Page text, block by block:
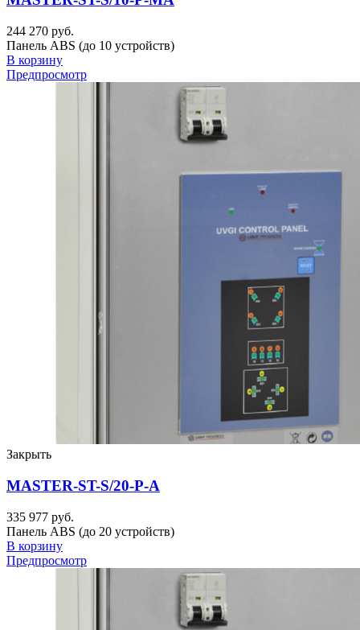
244 270 руб.
Панель ABS (до 10 устройств)
В корзину
Предпросмотр
Закрыть
MASTER-ST-S/20-P-A
335 977 руб.
Панель ABS (до 20 устройств)
В корзину
Предпросмотр